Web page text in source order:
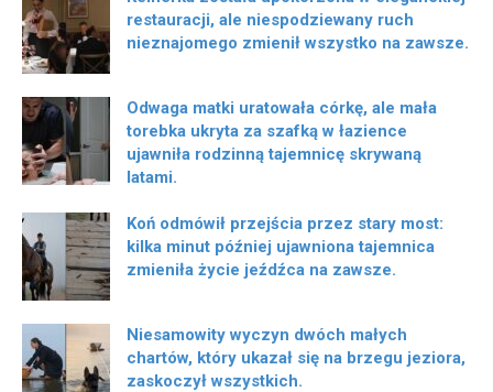
restauracji, ale niespodziewany ruch
nieznajomego zmienił wszystko na zawsze.
Odwaga matki uratowała córkę, ale mała
torebka ukryta za szafką w łazience
ujawniła rodzinną tajemnicę skrywaną
latami.
Koń odmówił przejścia przez stary most:
kilka minut później ujawniona tajemnica
zmieniła życie jeźdźca na zawsze.
Niesamowity wyczyn dwóch małych
chartów, który ukazał się na brzegu jeziora,
zaskoczył wszystkich.